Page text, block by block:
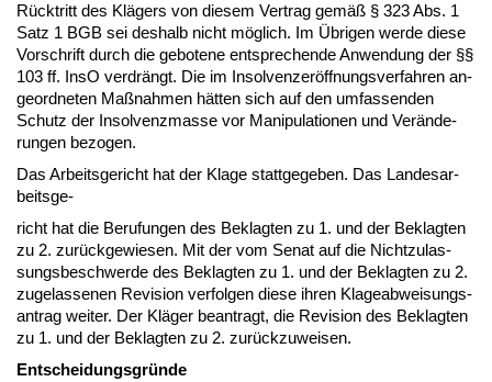
Rück­tritt des Klägers von die­sem Ver­trag gemäß § 323 Abs. 1
Satz 1 BGB sei des­halb nicht möglich. Im Übri­gen wer­de die­se
Vor­schrift durch die ge­bo­te­ne ent­spre­chen­de An­wen­dung der §§
103 ff. In­sO ver­drängt. Die im In­sol­ven­zeröff­nungs­ver­fah­ren an­
ge­ord­ne­ten Maßnah­men hätten sich auf den um­fas­sen­den
Schutz der In­sol­venz­mas­se vor Ma­ni­pu­la­tio­nen und Verände­
run­gen be­zo­gen.
Das Ar­beits­ge­richt hat der Kla­ge statt­ge­ge­ben. Das Lan­des­ar­
beits­ge-
richt hat die Be­ru­fun­gen des Be­klag­ten zu 1. und der Be­klag­ten
zu 2. zurück­ge­wie­sen. Mit der vom Se­nat auf die Nicht­zu­las­
sungs­be­schwer­de des Be­klag­ten zu 1. und der Be­klag­ten zu 2.
zu­ge­las­se­nen Re­vi­si­on ver­fol­gen die­se ih­ren Kla­ge­ab­wei­sungs­
an­trag wei­ter. Der Kläger be­an­tragt, die Re­vi­si­on des Be­klag­ten
zu 1. und der Be­klag­ten zu 2. zurück­zu­wei­sen.
Ent­schei­dungs­gründe